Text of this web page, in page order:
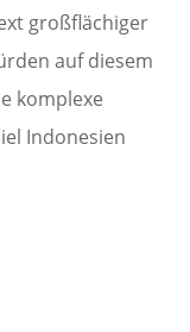
großflächiger
auf diesem
komplexe
Indonesien